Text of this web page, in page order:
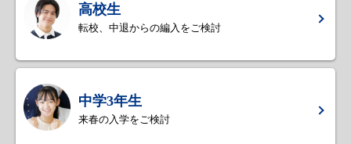
高校生
転校、中退からの編入をご検討
中学3年生
来春の入学をご検討